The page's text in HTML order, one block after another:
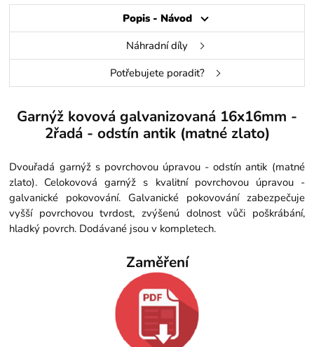
Popis - Návod
Náhradní díly
Potřebujete poradit?
Garnýž kovová galvanizovaná 16x16mm -
2řadá - odstín antik (matné zlato)
Dvouřadá garnýž s povrchovou úpravou - odstín antik (matné
zlato). Celokovová garnýž s kvalitní povrchovou úpravou -
galvanické pokovování. Galvanické pokovování zabezpečuje
vyšší povrchovou tvrdost, zvýšenú dolnost vůči poškrábání,
hladký povrch. Dodávané jsou v kompletech.
Zaměření